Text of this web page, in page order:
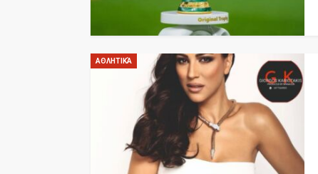
ΑΘΛΗΤΙΚΆ